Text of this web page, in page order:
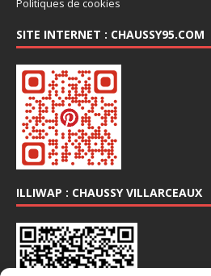
Politiques de cookies
SITE INTERNET : CHAUSSY95.COM
ILLIWAP : CHAUSSY VILLARCEAUX